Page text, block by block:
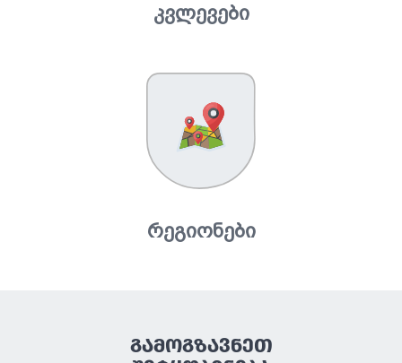
კვლევები
რეგიონები
ᲒᲐᲛᲝᲒᲖᲐᲕᲜᲔᲗ